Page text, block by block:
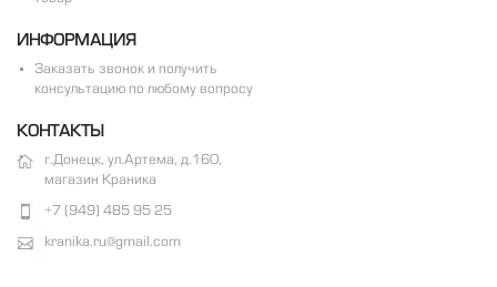
ИНФОРМАЦИЯ
Заказать звонок и получить
консультацию по любому вопросу
КОНТАКТЫ
г.Донецк, ул.Артема, д.160,
магазин Краника
+7 (949) 485 95 25
kranika.ru@gmail.com